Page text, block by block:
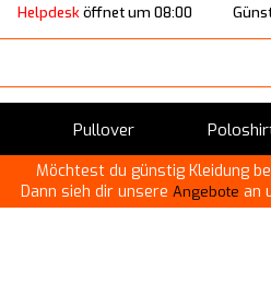
Helpdesköffnet um 08:00
Pullover
Möchtest du günstig Kleidung
Dann sieh dir unsere Angebote an